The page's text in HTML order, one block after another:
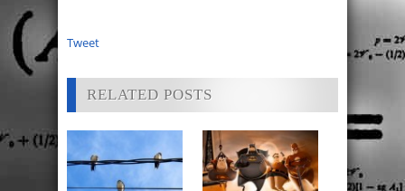
Tweet
RELATED POSTS